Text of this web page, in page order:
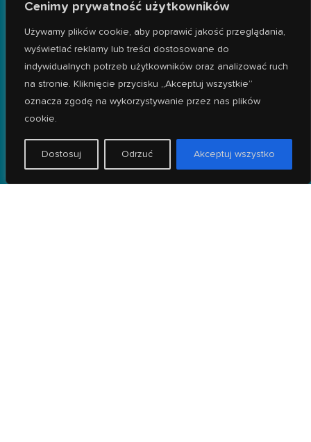
Cenimy prywatność użytkowników
Używamy plików cookie, aby poprawić jakość przeglądania,
wyświetlać reklamy lub treści dostosowane do
indywidualnych potrzeb użytkowników oraz analizować ruch
na stronie. Kliknięcie przycisku „Akceptuj wszystkie”
oznacza zgodę na wykorzystywanie przez nas plików
cookie.
Dostosuj Odrzuć Akceptuj wszystko